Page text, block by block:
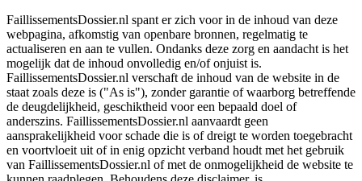
FaillissementsDossier.nl spant er zich voor in de inhoud van deze
webpagina, afkomstig van openbare bronnen, regelmatig te
actualiseren en aan te vullen. Ondanks deze zorg en aandacht is het
mogelijk dat de inhoud onvolledig en/of onjuist is.
FaillissementsDossier.nl verschaft de inhoud van de website in de
staat zoals deze is ("As is"), zonder garantie of waarborg betreffende
de deugdelijkheid, geschiktheid voor een bepaald doel of
anderszins. FaillissementsDossier.nl aanvaardt geen
aansprakelijkheid voor schade die is of dreigt te worden toegebracht
en voortvloeit uit of in enig opzicht verband houdt met het gebruik
van FaillissementsDossier.nl of met de onmogelijkheid de website te